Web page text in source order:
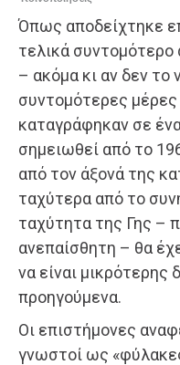
Όπως αποδείχτηκε
τελικά
– ακόμα κι αν δεν το
συντομότερες
καταγράφηκαν σε
σημειωθεί από το
από τον άξονά της
ταχύτερα από το
ταχύτητα της Γης –
ανεπαίσθητη – θα
να είναι μικρότερης
προηγούμενα.
Οι επιστήμονες
γνωστοί ως